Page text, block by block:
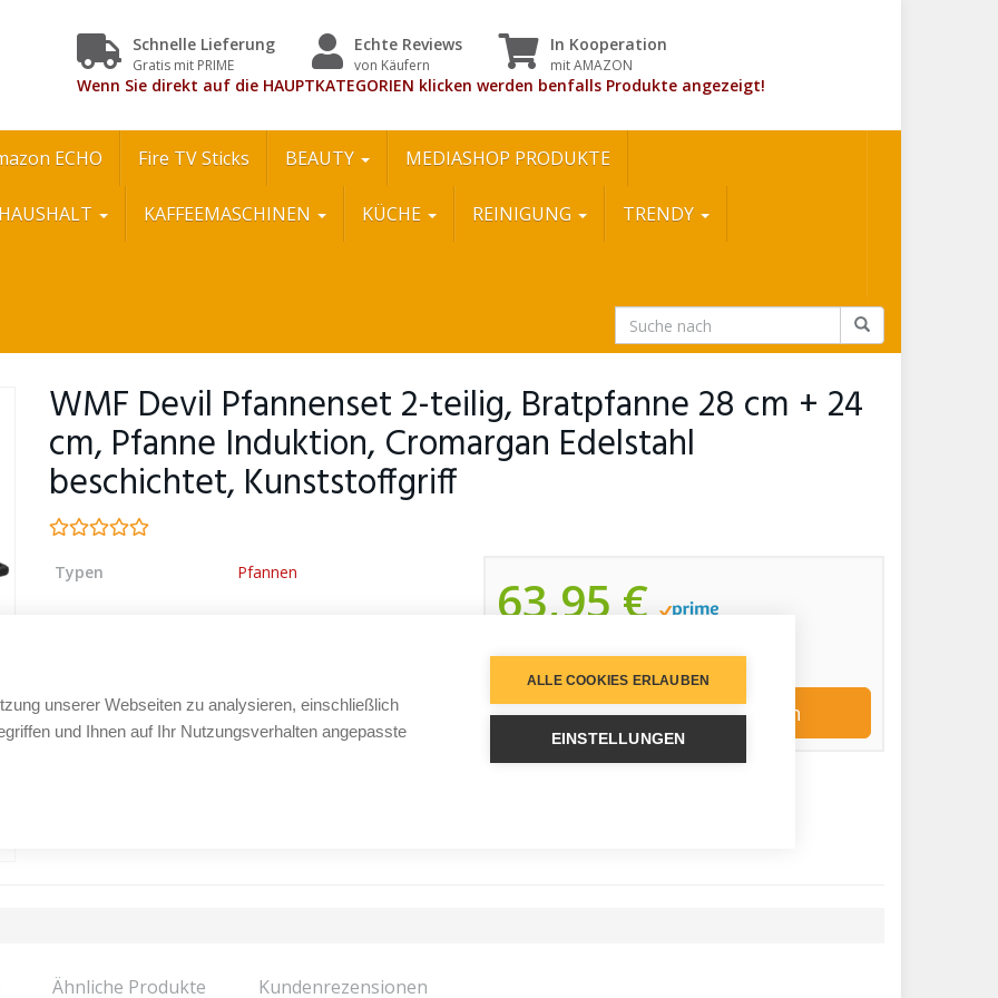
Schnelle Lieferung
Gratis mit PRIME
Echte Reviews
von Käufern
In Kooperation
mit AMAZON
Wenn Sie direkt auf die HAUPTKATEGORIEN klicken werden benfalls Produkte angezeigt!
ECHO Fire TV Sticks BEAUTY MEDIASHOP PRODUKTE
HAUSHALT KAFFEEMASCHINEN KÜCHE REINIGUNG TRENDY
WMF Devil Pfannenset 2-teilig, Bratpfanne 28 cm + 24
cm, Pfanne Induktion, Cromargan Edelstahl
beschichtet, Kunststoffgriff
63,95 €
Jetzt bei Amazon kaufen
Typen Pfannen
Ähnliche Produkte Kundenrezensionen
unserer Webseiten zu analysieren, einschließlich
und Ihnen auf Ihr Nutzungsverhalten angepasste
ALLE COOKIES ERLAUBEN
EINSTELLUNGEN